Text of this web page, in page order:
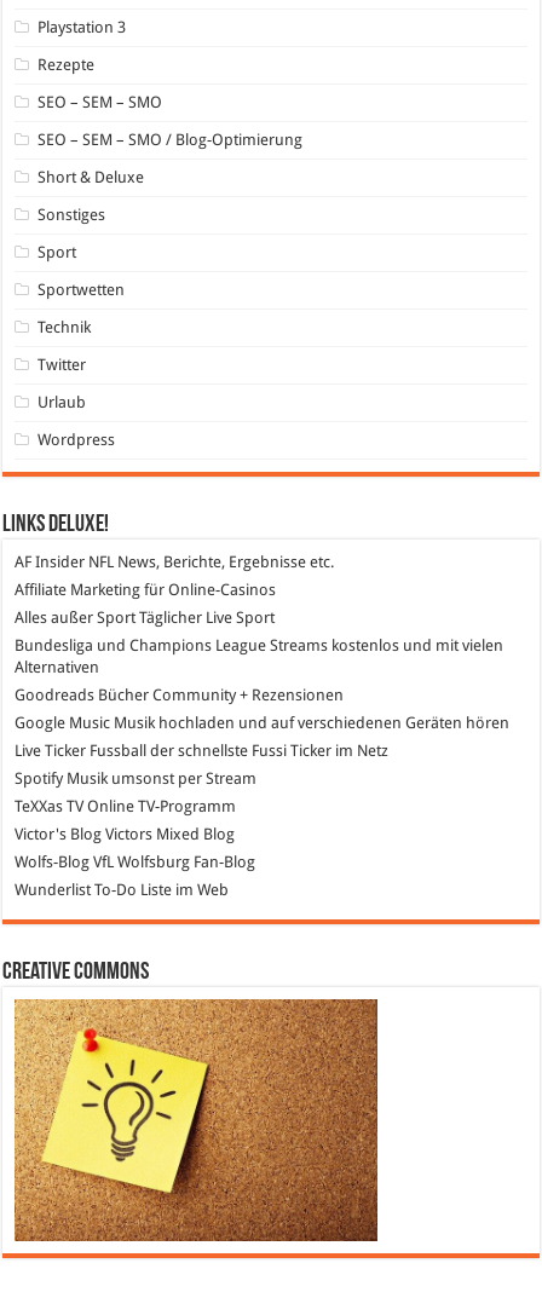
Playstation 3
Rezepte
SEO – SEM – SMO
SEO – SEM – SMO / Blog-Optimierung
Short & Deluxe
Sonstiges
Sport
Sportwetten
Technik
Twitter
Urlaub
Wordpress
Links DeLuXe!
AF Insider NFL News, Berichte, Ergebnisse etc.
Affiliate Marketing für Online-Casinos
Alles außer SportTäglicher Live Sport
Bundesliga und Champions League Streams kostenlos und mit vielen
Alternativen
Goodreads Bücher Community + Rezensionen
Google Music Musik hochladen und auf verschiedenen Geräten hören
Live Ticker Fussball
der schnellste Fussi Ticker im Netz
SpotifyMusik umsonst per Stream
TeXXas TVOnline TV-Programm
Victor's Blog Victors Mixed Blog
Wolfs-Blog VfL Wolfsburg Fan-Blog
WunderlistTo-Do Liste im Web
Creative Commons